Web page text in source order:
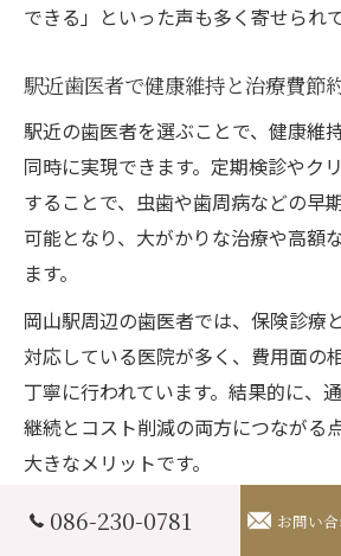
できる」といった声も多く寄せられて
駅近歯医者で健康維持と治療費節
駅近の歯医者を選ぶことで、健康維
同時に実現できます。定期検診やク
することで、虫歯や歯周病などの早
可能となり、大がかりな治療や高額
ます。
岡山駅周辺の歯医者では、保険診療
対応している医院が多く、費用面の
丁寧に行われています。結果的に、
継続とコスト削減の両方につながる
大きなメリットです。
歯医者の口コミや評判で定期検診
086-230-0781 お問い